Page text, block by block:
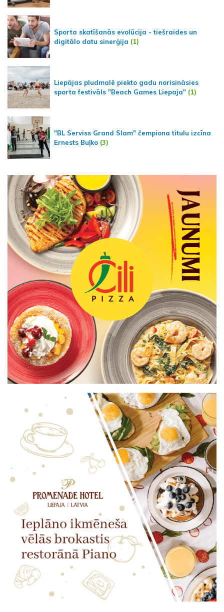
Sporta skatīšanās evolūcija - tiešraides un
digitālo datu sinerģija (1)
Liepājas pludmalē piekto gadu norisināsies
sporta festivāls "Beach Games Liepaja" (1)
"BL Serviss Grand Slam" čempiona titulu izcīna
Ernests Buļko (3)